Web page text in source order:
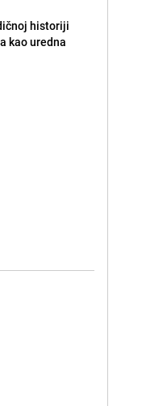
historiji
kao uredna